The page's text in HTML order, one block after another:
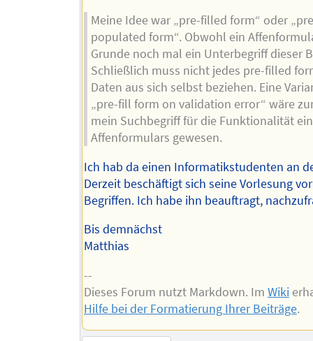
Meine Idee war „pre-filled form“ oder
populated form“. Obwohl ein
Grunde noch mal ein Unterbegriff dieser
Schließlich muss nicht jedes pre-filled
Daten aus sich selbst beziehen. Eine
„pre-fill form on validation error“ wäre
mein Suchbegriff für die Funktionalität
Affenformulars gewesen.
Ich hab da einen Informatikstudenten an
Derzeit beschäftigt sich seine Vorlesung
Begriffen. Ich habe ihn beauftragt,
Bis demnächst
Matthias
--
Dieses Forum nutzt Markdown. Im Wiki
Hilfe bei der Formatierung Ihrer Beiträge.